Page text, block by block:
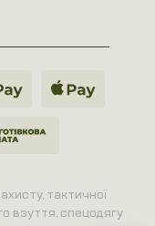
тактичної
взуття, спецодягу